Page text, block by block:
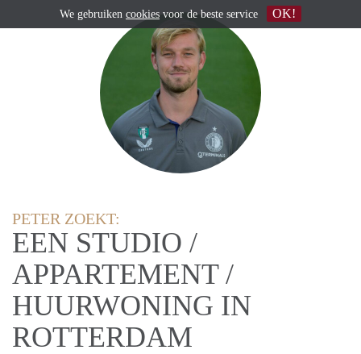
PETER ZOEKT:
EEN STUDIO /
APPARTEMENT /
HUURWONING IN
ROTTERDAM
We gebruiken cookies voor de beste service OK!